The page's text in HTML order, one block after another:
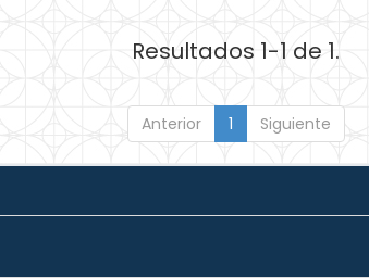
Resultados 1-1 de 1.
Anterior 1 Siguiente